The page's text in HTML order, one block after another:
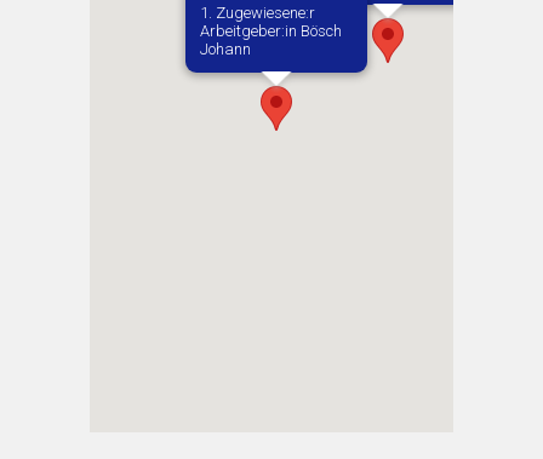
1. Zugewiesene:r
Arbeitgeber:in​ Bösch
Johann